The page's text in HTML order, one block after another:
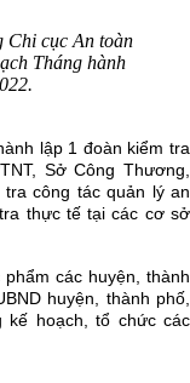
Chi cục An toàn
Tháng hành
lập 1 đoàn kiểm tra
Sở Công Thương,
công tác quản lý an
thực tế tại các cơ sở
các huyện, thành
huyện, thành phố,
kế hoạch, tổ chức các